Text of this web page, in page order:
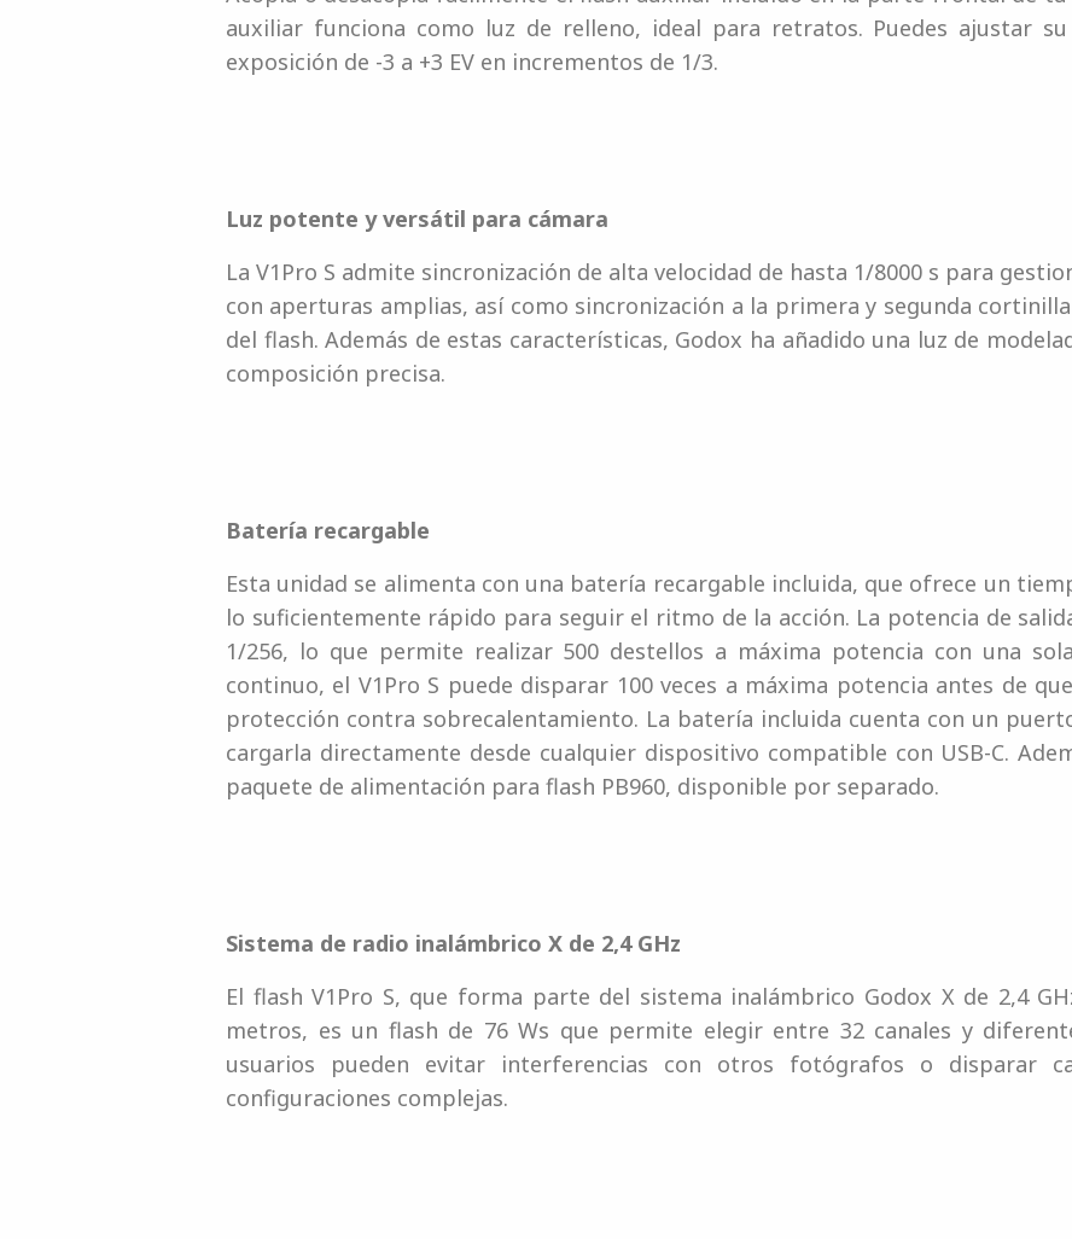
auxiliar funciona como luz de relleno, ideal para retratos. Puedes ajustar
exposición de -3 a +3 EV en incrementos de 1/3.
Luz potente y versátil para cámara
La V1Pro S admite sincronización de alta velocidad de hasta 1/8000 s para
con aperturas amplias, así como sincronización a la primera y segunda
del flash. Además de estas características, Godox ha añadido una luz de
composición precisa.
Batería recargable
Esta unidad se alimenta con una batería recargable incluida, que ofrece un
lo suficientemente rápido para seguir el ritmo de la acción. La potencia de
1/256, lo que permite realizar 500 destellos a máxima potencia con una
continuo, el V1Pro S puede disparar 100 veces a máxima potencia antes de
protección contra sobrecalentamiento. La batería incluida cuenta con un
cargarla directamente desde cualquier dispositivo compatible con USB-C.
paquete de alimentación para flash PB960, disponible por separado.
Sistema de radio inalámbrico X de 2,4 GHz
El flash V1Pro S, que forma parte del sistema inalámbrico Godox X de 2,4
metros, es un flash de 76 Ws que permite elegir entre 32 canales y
usuarios pueden evitar interferencias con otros fotógrafos o disparar
configuraciones complejas.